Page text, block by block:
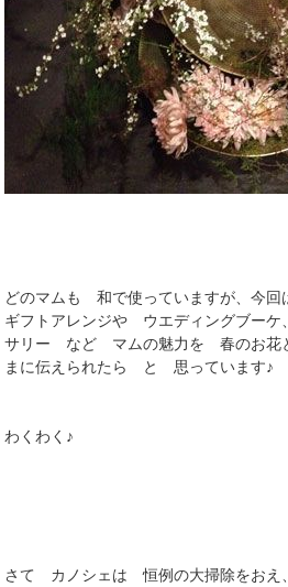
どのマムも 和で使っていますが、今回
ギフトアレンジや ウエディングブー
サリー など マムの魅力を 春のお花
まに伝えられたら と 思っています♪
わくわく♪
さて カノシェは 恒例の大掃除をおえ